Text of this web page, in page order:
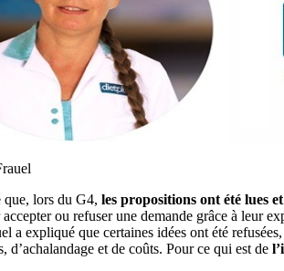
que, lors du G4, les propositions ont été lues
ou refuser une demande grâce à leur
a expliqué que certaines idées ont été
d’achalandage et de coûts. Pour ce qui est de